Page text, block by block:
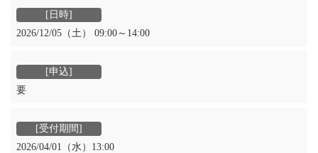
2026/12/05（土） 09:00～14:00
要
2026/04/01（水）13:00